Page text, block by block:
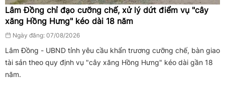
Lâm Đồng chỉ đạo cưỡng chế, xử lý dứt điểm vụ "cây
xăng Hồng Hưng" kéo dài 18 năm
Ngày đăng: 07/08/2026
Lâm Đồng - UBND tỉnh yêu cầu khẩn trương cưỡng chế, bàn giao
tài sản theo quy định vụ "cây xăng Hồng Hưng" kéo dài gần 18
năm.